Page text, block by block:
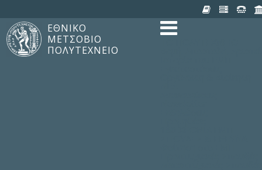
ΕΘΝΙΚΟ
ΜΕΤΣΟΒΙΟ
ΠΟΛΥΤΕΧΝΕΙΟ